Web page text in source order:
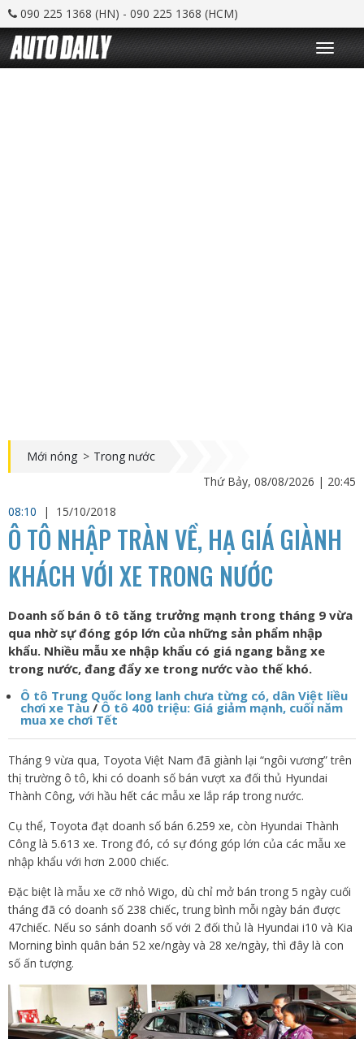
090 225 1368 (HN) - 090 225 1368 (HCM)
T
o
g
Mới nóng > Trong nước
Thứ Bảy, 08/08/2026 | 20:45
08:10
| 15/10/2018
Ô TÔ NHẬP TRÀN VỀ, HẠ GIÁ GIÀNH
KHÁCH VỚI XE TRONG NƯỚC
Doanh số bán ô tô tăng trưởng mạnh trong tháng 9 vừa
qua nhờ sự đóng góp lớn của những sản phẩm nhập
khẩu. Nhiều mẫu xe nhập khẩu có giá ngang bằng xe
trong nước, đang đẩy xe trong nước vào thế khó.
Ô tô Trung Quốc long lanh chưa từng có, dân Việt liều
chơi xe Tàu /Ô tô 400 triệu: Giá giảm mạnh, cuối năm
mua xe chơi Tết
Tháng 9 vừa qua, Toyota Việt Nam đã giành lại “ngôi vương” trên
thị trường ô tô, khi có doanh số bán vượt xa đối thủ Hyundai
Thành Công, với hầu hết các mẫu xe lắp ráp trong nước.
Cụ thể, Toyota đạt doanh số bán 6.259 xe, còn Hyundai Thành
Công là 5.613 xe. Trong đó, có sự đóng góp lớn của các mẫu xe
nhập khẩu với hơn 2.000 chiếc.
Đặc biệt là mẫu xe cỡ nhỏ Wigo, dù chỉ mở bán trong 5 ngày cuối
tháng đã có doanh số 238 chiếc, trung bình mỗi ngày bán được
47chiếc. Nếu so sánh doanh số với 2 đối thủ là Hyundai i10 và Kia
Morning bình quân bán 52 xe/ngày và 28 xe/ngày, thì đây là con
số ấn tượng.